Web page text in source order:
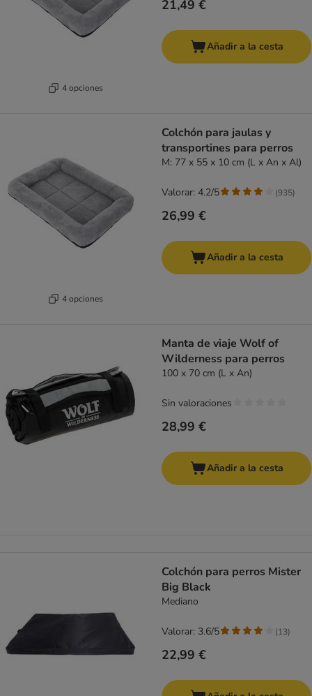
4 opciones
21,49 €
Añadir a la cesta
4 opciones
Colchón para jaulas y
transportines para perros
M: 77 x 55 x 10 cm (L x An x Al)
26,99 €
Valorar: 4.2/5 (935)
Añadir a la cesta
Manta de viaje Wolf of
Wilderness para perros
100 x 70 cm (L x An)
28,99 €
Sin valoraciones
Añadir a la cesta
Colchón para perros Mister
Big Black
Mediano
22,99 €
Valorar: 3.6/5 (13)